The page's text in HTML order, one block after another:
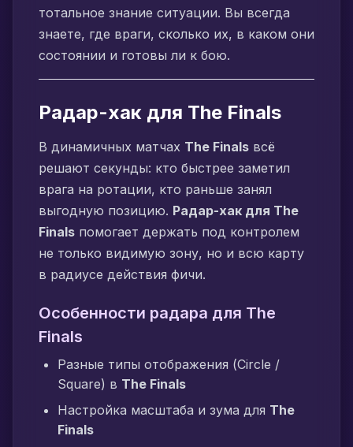
тотальное знание ситуации. Вы всегда
знаете, где враги, сколько их, в каком они
состоянии и готовы ли к бою.
Радар-хак для The Finals
В динамичных матчах The Finals всё
решают секунды: кто быстрее заметил
врага на ротации, кто раньше занял
выгодную позицию. Радар-хак для The
Finals помогает держать под контролем
не только видимую зону, но и всю карту
в радиусе действия фичи.
Особенности радара для The
Finals
Разные типы отображения (Circle /
Square) в The Finals
Настройка масштаба и зума для The
Finals